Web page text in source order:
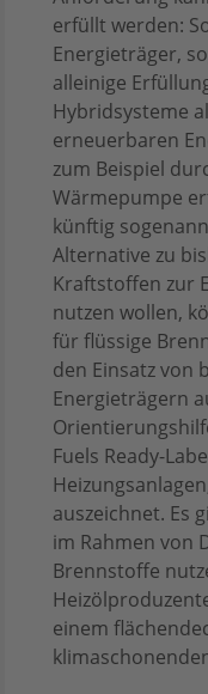
erfüllt werden:
Energieträger,
alleinige
Hybridsysteme
erneuerbaren
zum Beispiel
Wärmepumpe
künftig
Alternative zu
Kraftstoffen zur
nutzen wollen,
für flüssige
den Einsatz von
Energieträgern
Fuels Ready-
auszeichnet. Es
im Rahmen von
Brennstoffe
einem